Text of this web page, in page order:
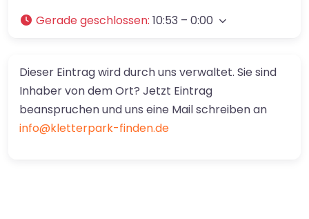
Gerade geschlossen: 10:53 – 0:00
Dieser Eintrag wird durch uns verwaltet. Sie sind
Inhaber von dem Ort? Jetzt Eintrag
beanspruchen und uns eine Mail schreiben an
info@kletterpark-finden.de